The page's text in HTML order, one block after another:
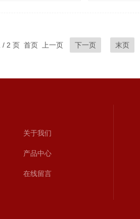
/ 2 页 首页 上一页 下一页 末页
关于我们
产品中心
在线留言